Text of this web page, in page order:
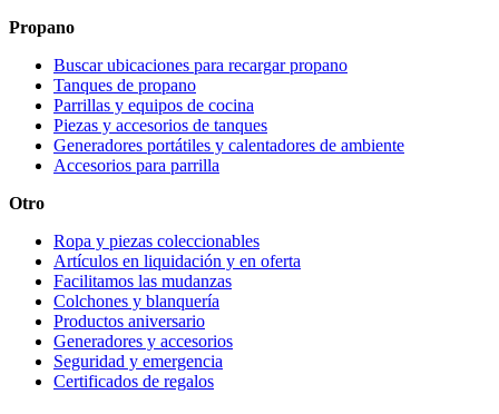
Propano
Buscar ubicaciones para recargar propano
Tanques de propano
Parrillas y equipos de cocina
Piezas y accesorios de tanques
Generadores portátiles y calentadores de ambiente
Accesorios para parrilla
Otro
Ropa y piezas coleccionables
Artículos en liquidación y en oferta
Facilitamos las mudanzas
Colchones y blanquería
Productos aniversario
Generadores y accesorios
Seguridad y emergencia
Certificados de regalos